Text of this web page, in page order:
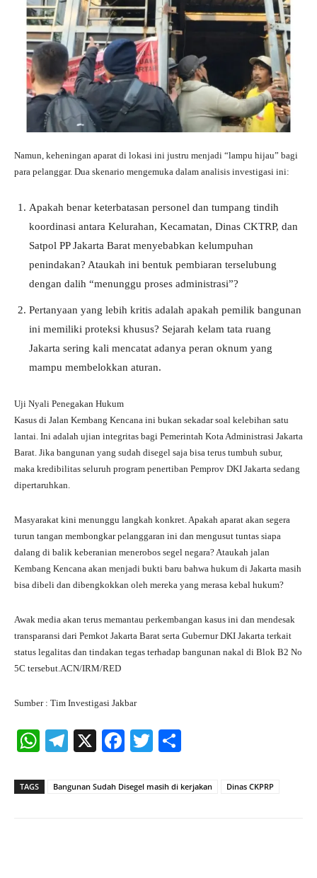
Namun, keheningan aparat di lokasi ini justru menjadi “lampu hijau” bagi
para pelanggar. Dua skenario mengemuka dalam analisis investigasi ini:
Apakah benar keterbatasan personel dan tumpang tindih
koordinasi antara Kelurahan, Kecamatan, Dinas CKTRP, dan
Satpol PP Jakarta Barat menyebabkan kelumpuhan
penindakan? Ataukah ini bentuk pembiaran terselubung
dengan dalih “menunggu proses administrasi”?
Pertanyaan yang lebih kritis adalah apakah pemilik bangunan
ini memiliki proteksi khusus? Sejarah kelam tata ruang
Jakarta sering kali mencatat adanya peran oknum yang
mampu membelokkan aturan.
Uji Nyali Penegakan Hukum
Kasus di Jalan Kembang Kencana ini bukan sekadar soal kelebihan satu
lantai. Ini adalah ujian integritas bagi Pemerintah Kota Administrasi Jakarta
Barat. Jika bangunan yang sudah disegel saja bisa terus tumbuh subur,
maka kredibilitas seluruh program penertiban Pemprov DKI Jakarta sedang
dipertaruhkan.
Masyarakat kini menunggu langkah konkret. Apakah aparat akan segera
turun tangan membongkar pelanggaran ini dan mengusut tuntas siapa
dalang di balik keberanian menerobos segel negara? Ataukah jalan
Kembang Kencana akan menjadi bukti baru bahwa hukum di Jakarta masih
bisa dibeli dan dibengkokkan oleh mereka yang merasa kebal hukum?
Awak media akan terus memantau perkembangan kasus ini dan mendesak
transparansi dari Pemkot Jakarta Barat serta Gubernur DKI Jakarta terkait
status legalitas dan tindakan tegas terhadap bangunan nakal di Blok B2 No
5C tersebut.ACN/IRM/RED
Sumber : Tim Investigasi Jakbar
W
ts
Te
gr
X
Fa
bo
T
tte re
TAGS Bangunan Sudah Disegel masih di kerjakan Dinas CKPRP